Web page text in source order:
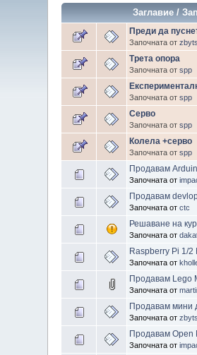
Заглавие /
Преди да
Започната от
Трета опора
Започната отspp
Започната отspp
Серво
Започната отspp
Колела +серво
Започната отspp
Продавам
Започната от
Продавам
Започната отctc
Решаване на
Започната от
Raspberry Pi 1/2
Започната от
Продавам Lego
Започната от
Продавам мини
Започната от
Продавам Open
Започната от